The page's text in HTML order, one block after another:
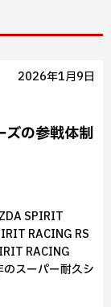
2026年1月9日
ズの参戦体制
SPIRIT
RACING RS
RACING
スーパー耐久シ